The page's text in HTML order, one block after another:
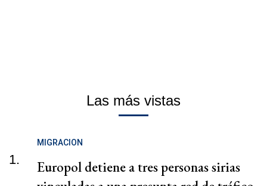
Las más vistas
1.
MIGRACION
Europol detiene a tres personas sirias